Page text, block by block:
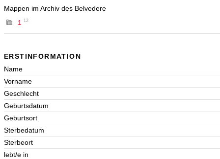
Mappen im Archiv des Belvedere
1
12
ERSTINFORMATION
Name
Vorname
Geschlecht
Geburtsdatum
Geburtsort
Sterbedatum
Sterbeort
lebt/e in